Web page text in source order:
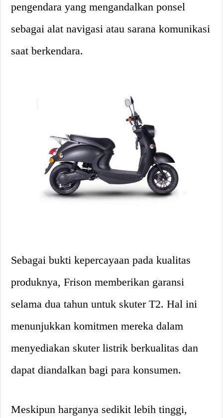
pengendara yang mengandalkan ponsel
sebagai alat navigasi atau sarana komunikasi
saat berkendara.
Sebagai bukti kepercayaan pada kualitas
produknya, Frison memberikan garansi
selama dua tahun untuk skuter T2. Hal ini
menunjukkan komitmen mereka dalam
menyediakan skuter listrik berkualitas dan
dapat diandalkan bagi para konsumen.
Meskipun harganya sedikit lebih tinggi,